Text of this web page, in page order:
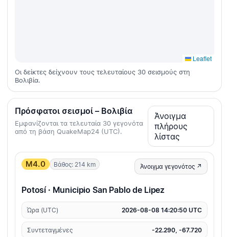
Leaflet
Οι δείκτες δείχνουν τους τελευταίους 30 σεισμούς στη
Βολιβία.
Πρόσφατοι σεισμοί – Βολιβία
Εμφανίζονται τα τελευταία 30 γεγονότα
από τη βάση QuakeMap24 (UTC).
Άνοιγμα
πλήρους
λίστας
M4.0 Βάθος: 214 km Άνοιγμα γεγονότος ↗
Potosí · Municipio San Pablo de Lipez
Ώρα (UTC) 2026-08-08 14:20:50 UTC
Συντεταγμένες -22.290, -67.720